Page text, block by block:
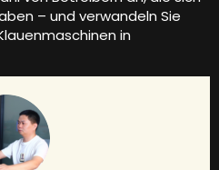
– und verwandeln Sie
in